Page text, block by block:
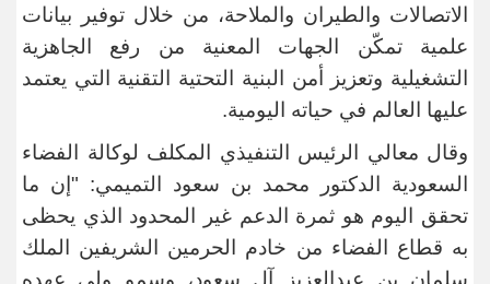
الاتصالات والطيران والملاحة، من خلال توفير بيانات
علمية تمكّن الجهات المعنية من رفع الجاهزية
التشغيلية وتعزيز أمن البنية التحتية التقنية التي يعتمد
عليها العالم في حياته اليومية.
وقال معالي الرئيس التنفيذي المكلف لوكالة الفضاء
السعودية الدكتور محمد بن سعود التميمي: "إن ما
تحقق اليوم هو ثمرة الدعم غير المحدود الذي يحظى
به قطاع الفضاء من خادم الحرمين الشريفين الملك
سلمان بن عبدالعزيز آل سعود، وسمو ولي عهده